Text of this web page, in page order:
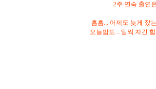
2주 연속 출연
흠흠... 어제도 늦게 잤
오늘밤도... 일찍 자긴